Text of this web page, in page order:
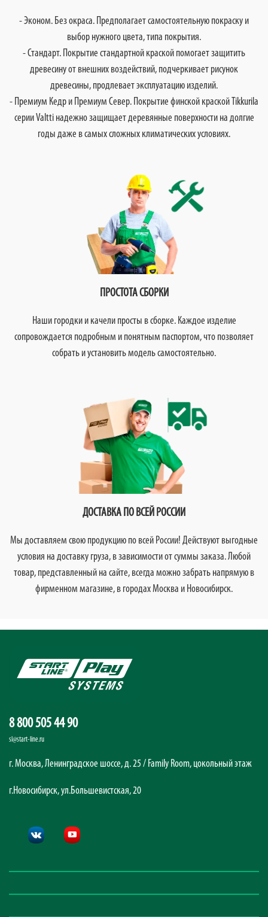
- Эконом. Без окраса. Предполагает самостоятельную покраску и
выбор нужного цвета, типа покрытия.
- Стандарт. Покрытие стандартной краской помогает защитить
древесину от внешних воздействий, подчеркивает рисунок
древесины, продлевает эксплуатацию изделий.
- Премиум Кедр и Премиум Север. Покрытие финской краской Tikkurila
серии Valtti надежно защищает деревянные поверхности на долгие
годы даже в самых сложных климатических условиях.
ПРОСТОТА СБОРКИ
Наши городки и качели просты в сборке. Каждое изделие
сопровождается подробным и понятным паспортом, что позволяет
собрать и установить модель самостоятельно.
ДОСТАВКА ПО ВСЕЙ РОССИИ
Мы доставляем свою продукцию по всей России! Действуют выгодные
условия на доставку груза, в зависимости от суммы заказа. Любой
товар, представленный на сайте, всегда можно забрать напрямую в
фирменном магазине, в городах Москва и Новосибирск.
8 800 505 44 90
sl@start-line.ru
г. Москва, Ленинградское шоссе, д. 25 / Family Room, цокольный этаж
г.Новосибирск, ул.Большевистская, 20